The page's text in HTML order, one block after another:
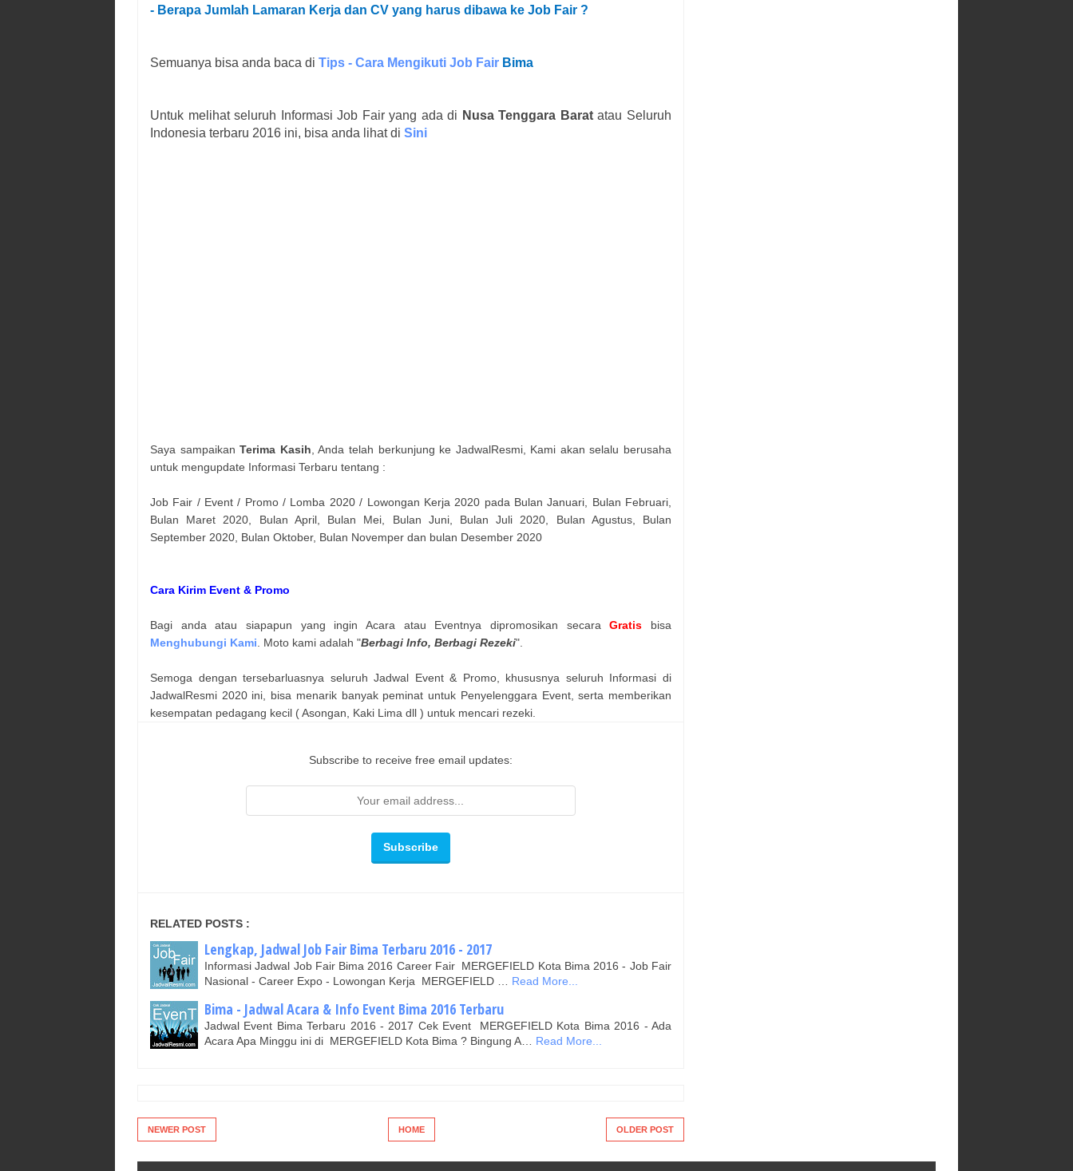
- Berapa Jumlah Lamaran Kerja dan CV yang harus dibawa ke Job Fair ?
Semuanya bisa anda baca di Tips - Cara Mengikuti Job Fair Bima
Untuk melihat seluruh Informasi Job Fair yang ada di Nusa Tenggara Barat atau Seluruh
Indonesia terbaru 2016 ini, bisa anda lihat di Sini
Saya sampaikanTerima Kasih , Anda telah berkunjung ke JadwalResmi, Kami akan selalu berusaha
untuk mengupdate Informasi Terbaru tentang :
Job Fair / Event / Promo / Lomba 2020 / Lowongan Kerja 2020 pada Bulan Januari, Bulan Februari,
Bulan Maret 2020, Bulan April, Bulan Mei, Bulan Juni, Bulan Juli 2020, Bulan Agustus, Bulan
September 2020, Bulan Oktober, Bulan Novemper dan bulan Desember 2020
Cara Kirim Event & Promo
Bagi anda atau siapapun yang ingin Acara atau Eventnya dipromosikan secaraGratis bisa
Menghubungi Kami . Moto kami adalah "Berbagi Info, Berbagi Rezeki".
Semoga dengan tersebarluasnya seluruh Jadwal Event & Promo, khususnya seluruh Informasi di
JadwalResmi 2020 ini, bisa menarik banyak peminat untuk Penyelenggara Event, serta memberikan
kesempatan pedagang kecil ( Asongan, Kaki Lima dll ) untuk mencari rezeki.
Subscribe to receive free email updates:
RELATED POSTS :
Lengkap, Jadwal Job Fair Bima Terbaru 2016 - 2017
Informasi Jadwal Job Fair Bima 2016 Career Fair MERGEFIELD Kota Bima 2016 - Job Fair
Nasional - Career Expo - Lowongan Kerja MERGEFIELD …
Read More...
Bima - Jadwal Acara & Info Event Bima 2016 Terbaru
Jadwal Event Bima Terbaru 2016 - 2017 Cek Event MERGEFIELD Kota Bima 2016 - Ada
Acara Apa Minggu ini di MERGEFIELD Kota Bima ? Bingung A… Read More...
NEWER POST OLDER POST
HOME